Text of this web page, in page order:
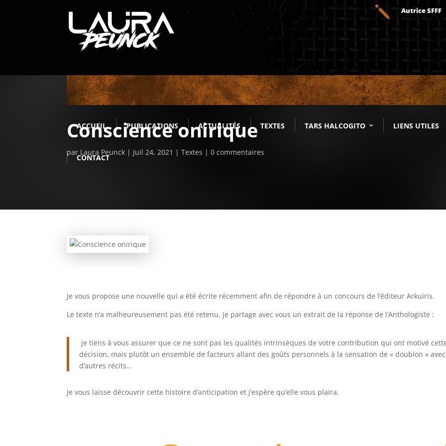
j Autrice SFFF
ACCUEIL PUBLICATIONS ACTUALITÉS TEXTES TARS HALCOGITO LIENS UTILES
CONTACT
Conscience onirique
par Laura Peunck Juil 24, 2021 Textes 0 commentaires
Je vous propose une nouvelle qui a été écrite récemment afin de répondre à un concours de l’éditeur Arkuiris.
Le texte n’a malheureusement pas été retenu. Je partage avec vous un extrait de la réponse de l’Anthologiste :
je tiens à vous assurer que ce ne sont pas les qualités intrinsèques de votre contribution qui ont motivé
décision, mais plutôt un ensemble de facteurs allant des goûts personnels à la sensation de « doublon » avec
d’autres récits…
Je vous laisse découvrir cette histoire d’anticipation et j’espère qu’elle vous plaira.